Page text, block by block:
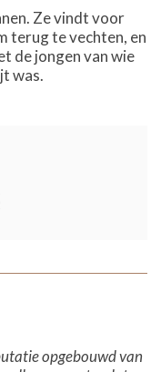
Ze vindt voor
terug te vechten, en
de jongen van wie
was.
opgebouwd van